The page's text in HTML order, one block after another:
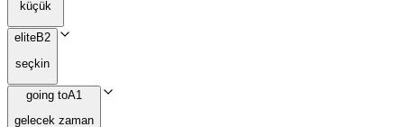
küçük
eliteB2
seçkin
going toA1
gelecek zaman